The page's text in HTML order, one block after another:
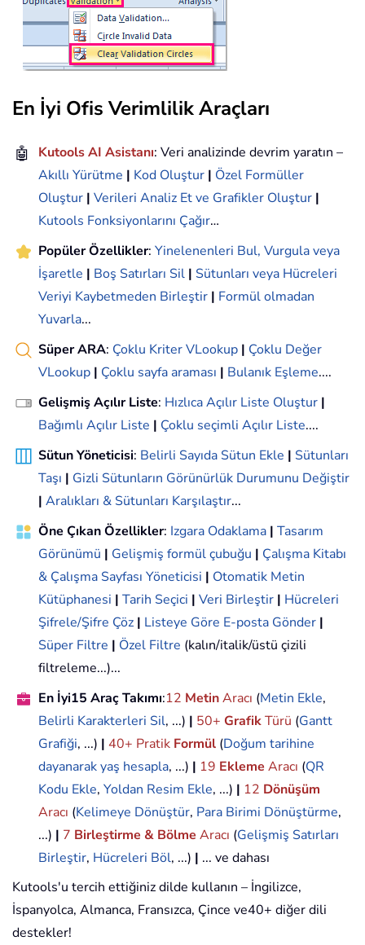
En İyi Ofis Verimlilik Araçları
🤖 Kutools AI Asistanı: Veri analizinde devrim yaratın –
Akıllı Yürütme | Kod Oluştur | Özel Formüller
Oluştur | Verileri Analiz Et ve Grafikler Oluştur |
Kutools Fonksiyonlarını Çağır…
Popüler Özellikler: Yinelenenleri Bul, Vurgula veya
İşaretle | Boş Satırları Sil | Sütunları veya Hücreleri
Veriyi Kaybetmeden Birleştir | Formül olmadan
Yuvarla...
Süper ARA: Çoklu Kriter VLookup | Çoklu Değer
VLookup | Çoklu sayfa araması | Bulanık Eşleme....
Gelişmiş Açılır Liste: Hızlıca Açılır Liste Oluştur |
Bağımlı Açılır Liste | Çoklu seçimli Açılır Liste....
Sütun Yöneticisi: Belirli Sayıda Sütun Ekle | Sütunları
Taşı | Gizli Sütunların Görünürlük Durumunu Değiştir
| Aralıkları & Sütunları Karşılaştır...
Öne Çıkan Özellikler: Izgara Odaklama | Tasarım
Görünümü | Gelişmiş formül çubuğu | Çalışma Kitabı
& Çalışma Sayfası Yöneticisi | Otomatik Metin
Kütüphanesi | Tarih Seçici | Veri Birleştir | Hücreleri
Şifrele/Şifre Çöz | Listeye Göre E-posta Gönder |
Süper Filtre | Özel Filtre (kalın/italik/üstü çizili
filtreleme...)...
En İyi15 Araç Takımı:12 MetinAracı (Metin Ekle,
Belirli Karakterleri Sil, ...) | 50+ GrafikTürü (Gantt
Grafiği, ...) | 40+ Pratik Formül (Doğum tarihine
dayanarak yaş hesapla, ...) | 19 Ekleme Aracı (QR
Kodu Ekle, Yoldan Resim Ekle, ...) | 12 Dönüşüm
Aracı (Kelimeye Dönüştür, Para Birimi Dönüştürme,
...) | 7 Birleştirme & Bölme Aracı (Gelişmiş Satırları
Birleştir, Hücreleri Böl, ...) | ... ve dahası
Kutools'u tercih ettiğiniz dilde kullanın – İngilizce,
İspanyolca, Almanca, Fransızca, Çince ve40+ diğer dili
destekler!